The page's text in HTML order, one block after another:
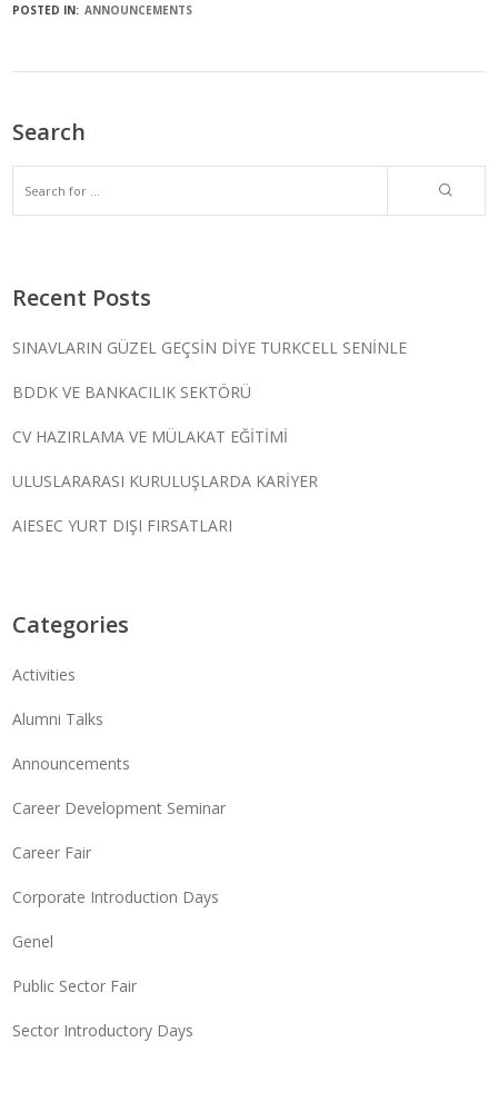
POSTED IN: ANNOUNCEMENTS
Search
Recent Posts
SINAVLARIN GÜZEL GEÇSİN DİYE TURKCELL SENİNLE
BDDK VE BANKACILIK SEKTÖRÜ
CV HAZIRLAMA VE MÜLAKAT EĞİTİMİ
ULUSLARARASI KURULUŞLARDA KARİYER
AIESEC YURT DIŞI FIRSATLARI
Categories
Activities
Alumni Talks
Announcements
Career Development Seminar
Career Fair
Corporate Introduction Days
Genel
Public Sector Fair
Sector Introductory Days